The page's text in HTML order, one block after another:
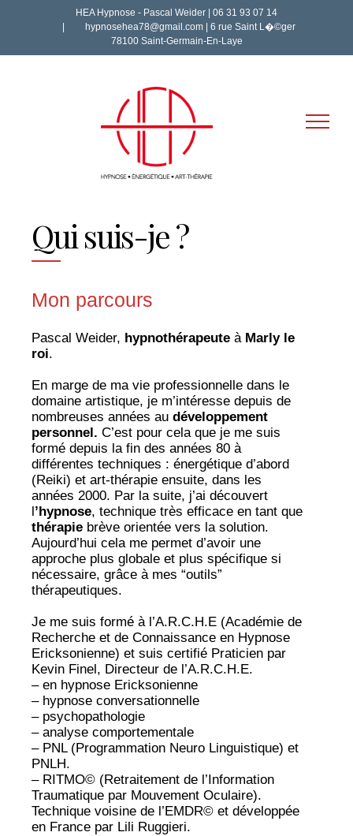
HEA Hypnose - Pascal Weider | 06 31 93 07 14
hypnosehea78@gmail.com | 6 rue Saint L�©ger
78100 Saint-Germain-En-Laye
Qui suis-je ?
Mon parcours
Pascal Weider, hypnothérapeute à Marly le
roi.
En marge de ma vie professionnelle dans le
domaine artistique, je m’intéresse depuis de
nombreuses années au développement
personnel. C’est pour cela que je me suis
formé depuis la fin des années 80 à
différentes techniques : énergétique d’abord
(Reiki) et art-thérapie ensuite, dans les
années 2000. Par la suite, j’ai découvert
l’hypnose, technique très efficace en tant que
thérapie brève orientée vers la solution.
Aujourd’hui cela me permet d’avoir une
approche plus globale et plus spécifique si
nécessaire, grâce à mes “outils”
thérapeutiques.
Je me suis formé à l’A.R.C.H.E (Académie de
Recherche et de Connaissance en Hypnose
Ericksonienne) et suis certifié Praticien par
Kevin Finel, Directeur de l’A.R.C.H.E.
– en hypnose Ericksonienne
– hypnose conversationnelle
– psychopathologie
– analyse comportementale
– PNL (Programmation Neuro Linguistique) et
PNLH.
– RITMO© (Retraitement de l’Information
Traumatique par Mouvement Oculaire).
Technique voisine de l’EMDR© et développée
en France par Lili Ruggieri.